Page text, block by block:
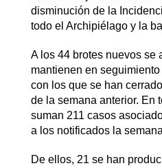
disminución de la
todo el Archipiélago y la
A los 44 brotes nuevos se
mantienen en
con los que se han
de la semana anterior. En
suman 211 casos
a los notificados la
De ellos, 21 se han